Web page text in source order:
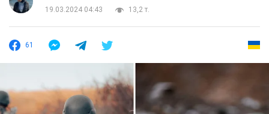
19.03.2024 04:43
13,2 т.
61